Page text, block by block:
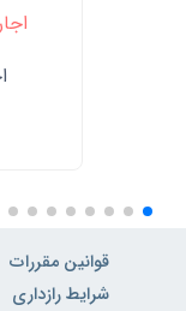
قوانین مقررات
شرایط رازداری